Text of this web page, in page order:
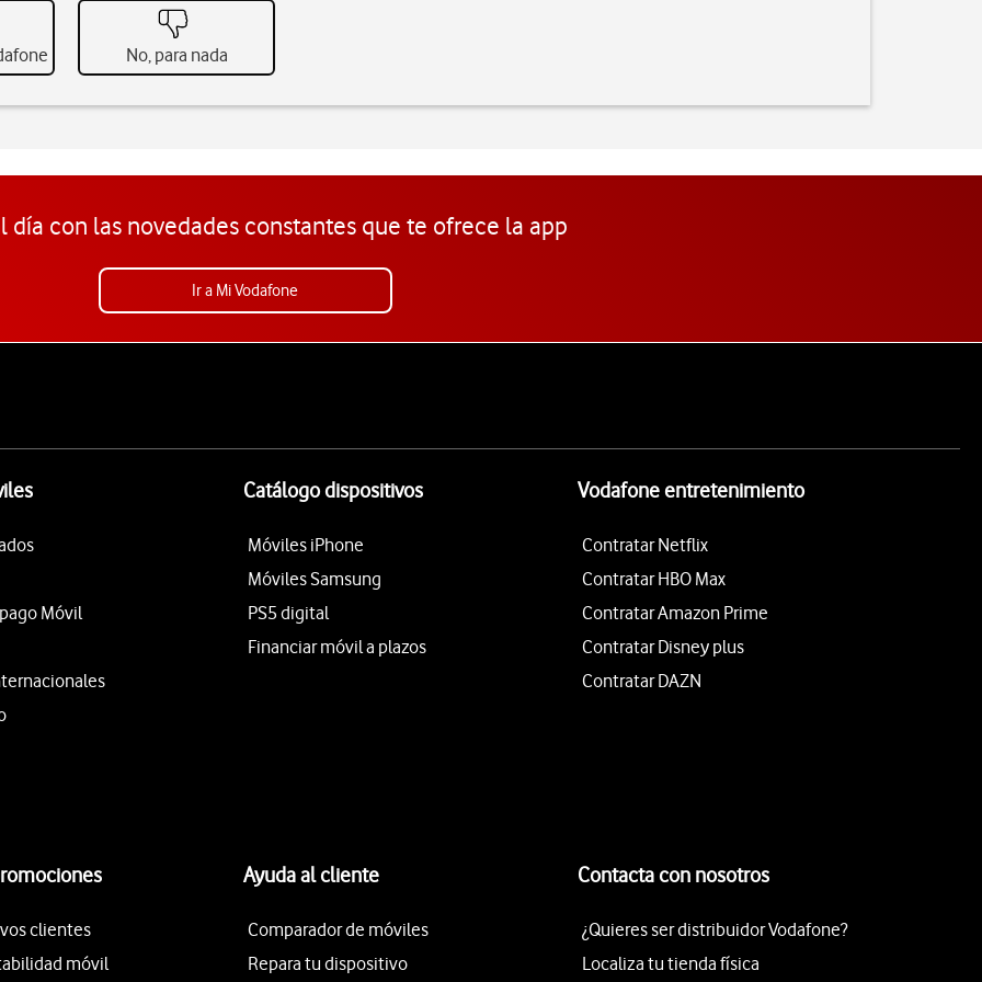
No, para nada
día con las novedades constantes que te ofrece la app
Ir a Mi Vodafone
Móvil
Catálogo dispositivos
Móviles iPhone
Móviles Samsung
PS5 digital
Financiar móvil a plazos
Vodafone entretenimiento
Contratar Netflix
Contratar HBO Max
Contratar Amazon Prime
Contratar Disney plus
Contratar DAZN
clientes
móvil
Ayuda al cliente
Comparador de móviles
Repara tu dispositivo
Contacta con nosotros
¿Quieres ser distribuidor Vodafone?
Localiza tu tienda física